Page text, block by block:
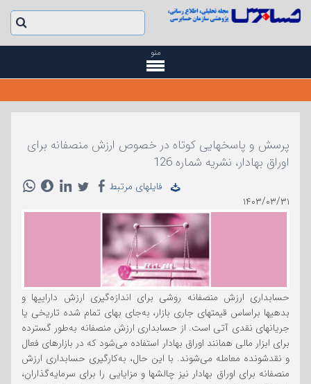
منو
پرسش و پاسخهایی کوتاه در خصوص ارزش منصفانه برای
اوراق بهادار، نشریه شماره 126
فایلهای مرتبط
۱۴۰۳/۰۳/۳۱
حسابداری ارزش منصفانه روشی برای اندازه‌گیری ارزش داراییها و
بدهیها براساس قیمتهای جاری بازار، به‌جای بهای تمام شده تاریخی یا
جریانهای نقدی آتی است. از حسابداری ارزش منصفانه به‌طور گسترده
برای ابزار مالی همانند اوراق بهادار استفاده می‌شود که در بازارهای فعال
و نقدشونده معامله می‌شوند. با این حال، به‌کارگیری حسابداری ارزش
منصفانه برای اوراق بهادار نیز چالشها و مزایایی را برای سرمایه‌گذاران،